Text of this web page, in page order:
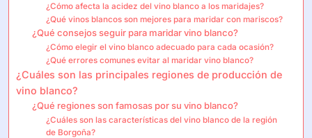
¿Cómo afecta la acidez del vino blanco a los maridajes?
¿Qué vinos blancos son mejores para maridar con mariscos?
¿Qué consejos seguir para maridar vino blanco?
¿Cómo elegir el vino blanco adecuado para cada ocasión?
¿Qué errores comunes evitar al maridar vino blanco?
¿Cuáles son las principales regiones de producción de
vino blanco?
¿Qué regiones son famosas por su vino blanco?
¿Cuáles son las características del vino blanco de la región
de Borgoña?